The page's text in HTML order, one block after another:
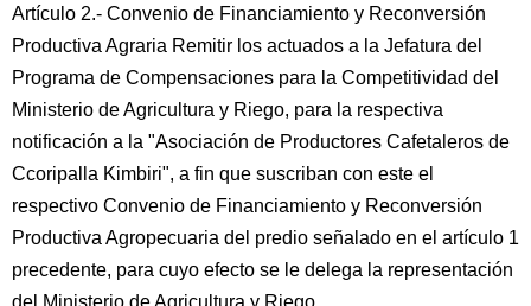
Artículo 2.- Convenio de Financiamiento y Reconversión
Productiva Agraria Remitir los actuados a la Jefatura del
Programa de Compensaciones para la Competitividad del
Ministerio de Agricultura y Riego, para la respectiva
notificación a la "Asociación de Productores Cafetaleros de
Ccoripalla Kimbiri", a fin que suscriban con este el
respectivo Convenio de Financiamiento y Reconversión
Productiva Agropecuaria del predio señalado en el artículo 1
precedente, para cuyo efecto se le delega la representación
del Ministerio de Agricultura y Riego.